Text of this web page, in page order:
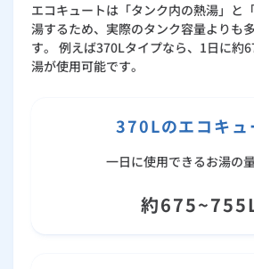
エコキュートは「タンク内の熱湯」と
湯するため、実際のタンク容量よりも
す。 例えば370Lタイプなら、1日に約
湯が使用可能です。
370Lのエコキュ
一日に使用できるお湯の
約